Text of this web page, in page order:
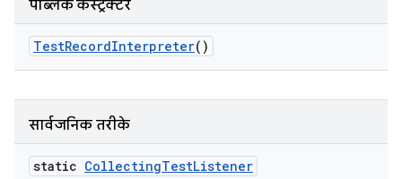
पब्लिक कंस्ट्रक्टर
TestRecordInterpreter()
सार्वजनिक तरीके
static CollectingTestListener